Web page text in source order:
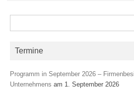
nach:
Termine
Programm in September 2026 –
Unternehmens am 1. September 2026